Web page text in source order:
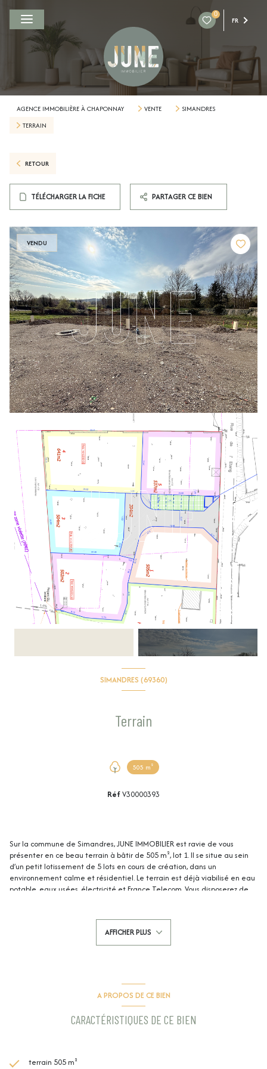
0
FR
AGENCE IMMOBILIÈRE À CHAPONNAY VENTE
SIMANDRES
TERRAIN
RETOUR
TÉLÉCHARGER LA FICHE PARTAGER CE BIEN
VENDU
SIMANDRES (69360)
Terrain
505 m²
RéfV30000393
Sur la commune de Simandres, JUNE IMMOBILIER est ravie de vous
présenter en ce beau terrain à bâtir de 505 m², lot 1. Il se situe au sein
d’un petit lotissement de 5 lots en cours de création, dans un
environnement calme et résidentiel. Le terrain est déjà viabilisé en eau
potable, eaux usées, électricité et France Telecom. Vous disposerez de
3: 504 m2, le lot 2 étant déjà réservé)
Si vous souhaitez programmer une visite, contactez Julien SAROLI au 06
16 47 82 98 ou au 04 37 65 15 80. Honoraires à la charge du vendeur. -
AFFICHER PLUS
A PROPOS DE CE BIEN
CARACTÉRISTIQUES DE CE BIEN
terrain 505 m²